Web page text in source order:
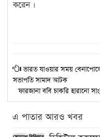
করেন ।
ভারত যাওয়ার সময়
সভাপতি সামাদ আটক
ফারজানা ববি চাকরি হারানো
এ পাতার আরও খবর